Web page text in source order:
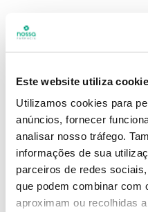
Este website utiliza
Utilizamos cookies para
anúncios, fornecer
analisar nosso tráfego.
informações de sua
parceiros de redes
que podem combinar com
aproximam ou recolhidas